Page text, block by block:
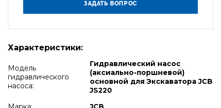
Характеристики:
Модель
гидравлического
насоса:
Гидравлический насос
(аксиально-поршневой)
основной для Экскаватора JCB
JS220